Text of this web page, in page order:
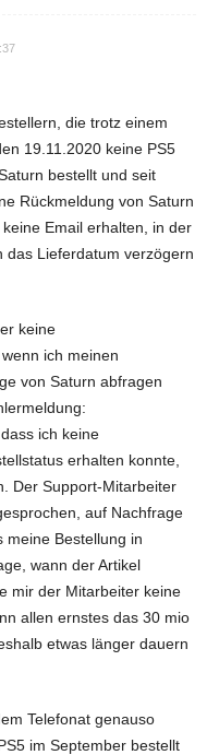
die trotz einem
19.11.2020 keine PS5
bestellt und seit
Rückmeldung von Saturn
Email erhalten, in der
das Lieferdatum verzögern
keine
ich meinen
von Saturn abfragen
ich keine
erhalten konnte,
Der Support-Mitarbeiter
auf Nachfrage
meine Bestellung in
wann der Artikel
mir der Mitarbeiter keine
allen ernstes das 30 mio
etwas länger dauern
Telefonat genauso
im September bestellt